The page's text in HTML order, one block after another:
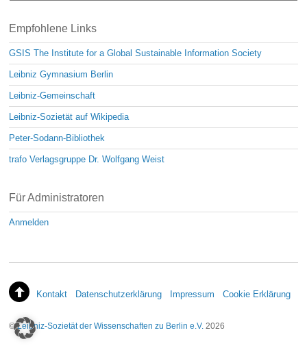
Empfohlene Links
GSIS The Institute for a Global Sustainable Information Society
Leibniz Gymnasium Berlin
Leibniz-Gemeinschaft
Leibniz-Sozietät auf Wikipedia
Peter-Sodann-Bibliothek
trafo Verlagsgruppe Dr. Wolfgang Weist
Für Administratoren
Anmelden
Kontakt Datenschutzerklärung Impressum Cookie Erklärung
©Leibniz-Sozietät der Wissenschaften zu Berlin e.V. 2026